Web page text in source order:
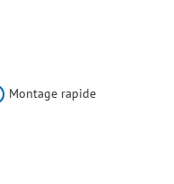
Montage rapide